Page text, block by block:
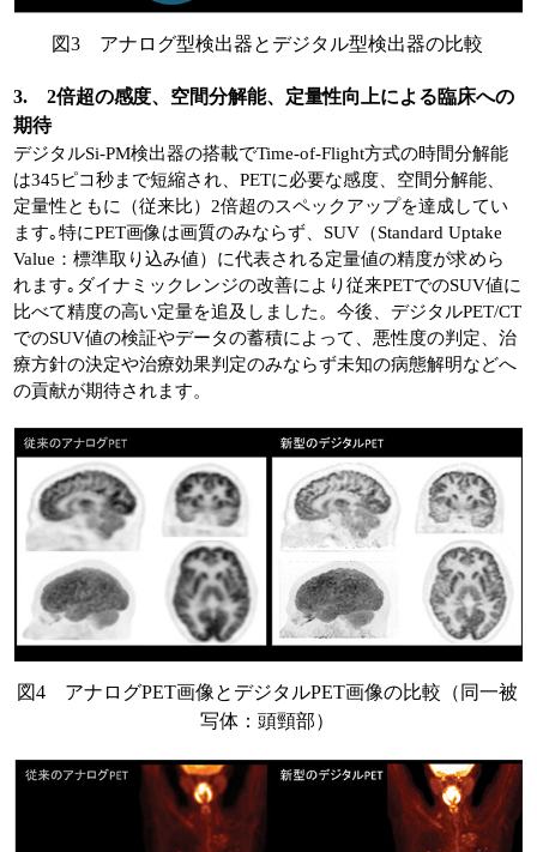
図3 アナログ型検出器とデジタル型検出器の比較
3. 2倍超の感度、空間分解能、定量性向上による臨床への
期待
デジタルSi-PM検出器の搭載でTime-of-Flight方式の時間分解能
は345ピコ秒まで短縮され、PETに必要な感度、空間分解能、
定量性ともに（従来比）2倍超のスペックアップを達成してい
ます｡特にPET画像は画質のみならず、SUV（Standard Uptake
Value：標準取り込み値）に代表される定量値の精度が求めら
れます｡ダイナミックレンジの改善により従来PETでのSUV値に
比べて精度の高い定量を追及しました。今後、デジタルPET/CT
でのSUV値の検証やデータの蓄積によって、悪性度の判定、治
療方針の決定や治療効果判定のみならず未知の病態解明などへ
の貢献が期待されます。
図4 アナログPET画像とデジタルPET画像の比較（同一被
写体：頭頸部）